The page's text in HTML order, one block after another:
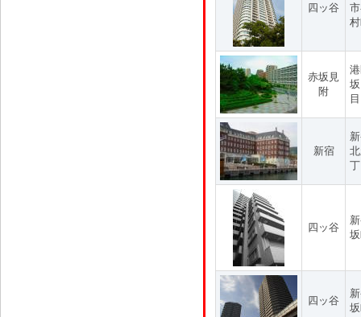
四ッ谷
赤坂見
附
目
新宿
四ッ谷
四ッ谷